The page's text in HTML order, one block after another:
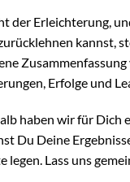
der Erleichterung,
kannst,
Erfolge und
haben wir für Dich
Du Deine
Lass uns